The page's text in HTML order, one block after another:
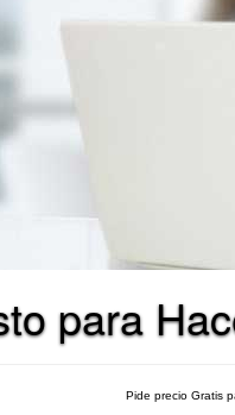
para
Pide precio Gratis